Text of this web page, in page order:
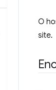
O
site.